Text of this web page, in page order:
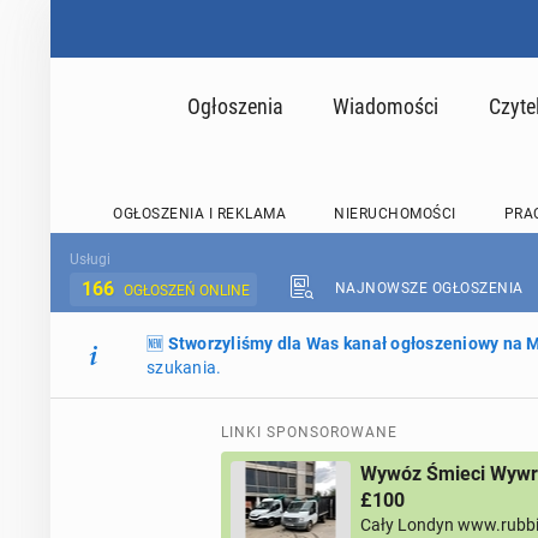
Ogłoszenia Wiadomości
OGŁOSZENIA I REKLAMA NIERUCHOMOŚCI
Usługi
166 OGŁOSZEŃ ONLINE NAJNOWSZE OGŁOSZENIA
🆕 Stworzyliśmy dla Was kanał ogłoszeniowy na
szukania.
LINKI SPONSOROWANE
Wywóz Śmieci
£100
Cały Londyn